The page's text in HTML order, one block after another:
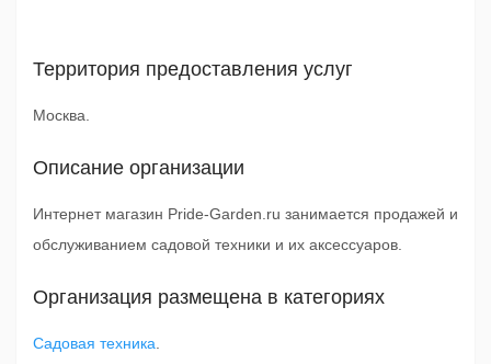
Территория предоставления услуг
Москва.
Описание организации
Интернет магазин Pride-Garden.ru занимается продажей и
обслуживанием садовой техники и их аксессуаров.
Организация размещена в категориях
Садовая техника